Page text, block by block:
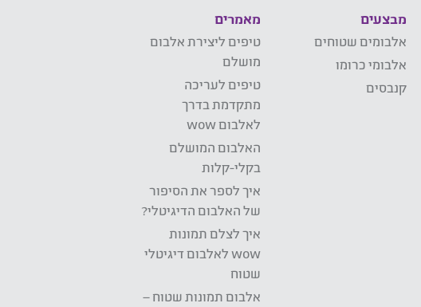
מבצעים
אלבומים שטוחים
אלבומי כרומו
קנבסים
מאמרים
טיפים ליצירת אלבום
מושלם
טיפים לעריכה
מתקדמת בדרך
לאלבום wow
האלבום המושלם
בקלי-קלות
איך לספר את הסיפור
של האלבום הדיגיטלי?
איך לצלם תמונות
wow לאלבום דיגיטלי
שטוח
אלבום תמונות שטוח –